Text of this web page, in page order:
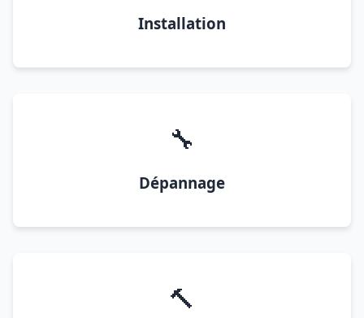
Installation
🔧
Dépannage
🔨